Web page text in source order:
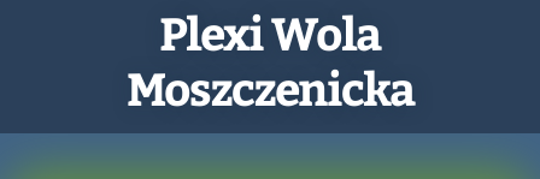
Plexi Wola
Moszczenicka